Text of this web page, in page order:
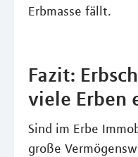
Erbmasse fällt.
Fazit:
viele Erben
Sind im Erbe
große